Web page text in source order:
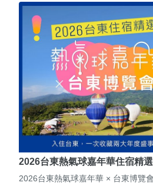
2026台東熱氣球嘉年華住宿精
2026台東熱氣球嘉年華 × 台東博覽